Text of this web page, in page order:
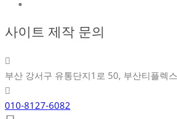
사이트 제작 문의
부산 강서구 유통단지1로 50, 부산티플렉
010-8127-6082